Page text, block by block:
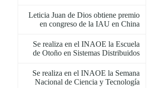
Leticia Juan de Dios obtiene premio
en congreso de la IAU en China
Se realiza en el INAOE la Escuela
de Otoño en Sistemas Distribuidos
Se realiza en el INAOE la Semana
Nacional de Ciencia y Tecnología